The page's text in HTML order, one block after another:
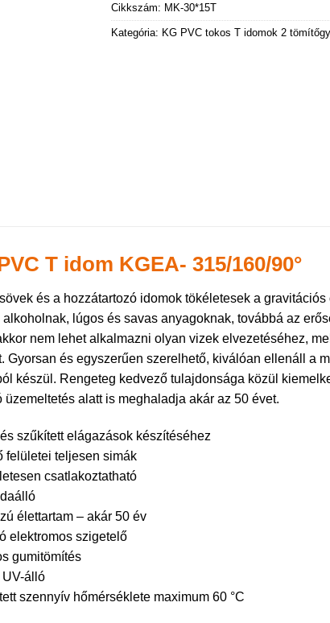
Cikkszám: MK-30*15T
Kategória: KG PVC tokos T idomok 2
T idom KGEA- 315/160/90°
és a hozzátartozó idomok tökéletesek a
alkoholnak, lúgos és savas anyagoknak, továbbá az
nem lehet alkalmazni olyan vizek elvezetéséhez,
Gyorsan és egyszerűen szerelhető, kiválóan ellenáll a
készül. Rengeteg kedvező tulajdonsága közül
üzemeltetés alatt is meghaladja akár az 50 évet.
szűkített elágazások készítéséhez
felületei teljesen simák
csatlakoztatható
élettartam – akár 50 év
elektromos szigetelő
gumitömítés
álló
szennyív hőmérséklete maximum 60 °C